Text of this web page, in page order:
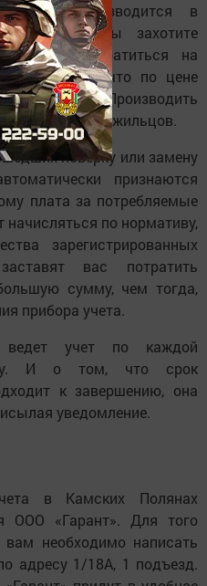
производится в
что, если вы захотите
потратиться на
проверки, что по цене
счетчика. Производить
- дело самих жильцов.
поверку или замену
признаются
плата за потребляемые
по нормативу,
зарегистрированных
вас потратить
сумму, чем тогда,
прибора учета.
ведет учет по каждой
И о том, что срок
к завершению, она
уведомление.
в Камских Полянах
ООО «Гарант». Для того
необходимо написать
адресу 1/18А, 1 подъезд.